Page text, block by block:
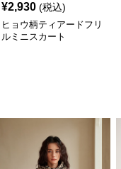
¥2,930 (税込)
ヒョウ柄ティアードフリ
ルミニスカート